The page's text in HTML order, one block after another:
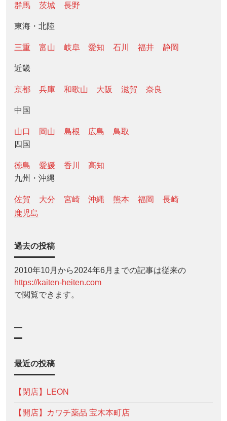
群馬
茨城 長野
東海・北陸
三重 富山 岐阜 愛知 石川 福井 静岡
近畿
京都 兵庫 和歌山 大阪 滋賀 奈良
中国
山口 岡山 島根 広島
鳥取
四国
徳島 愛媛 香川
高知
九州・沖縄
佐賀 大分 宮崎 沖縄 熊本 福岡
長崎
鹿児島
過去の投稿
2010年10月から2024年6月までの記事は従来の
https://kaiten-heiten.com
で閲覧できます。
—
最近の投稿
【閉店】LEON
【開店】カワチ薬品 宝木本町店